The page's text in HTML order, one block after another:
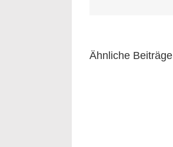
Ähnliche Beiträge